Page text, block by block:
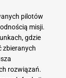
pilotów
misji.
gdzie
zbieranych
rozwiązań.